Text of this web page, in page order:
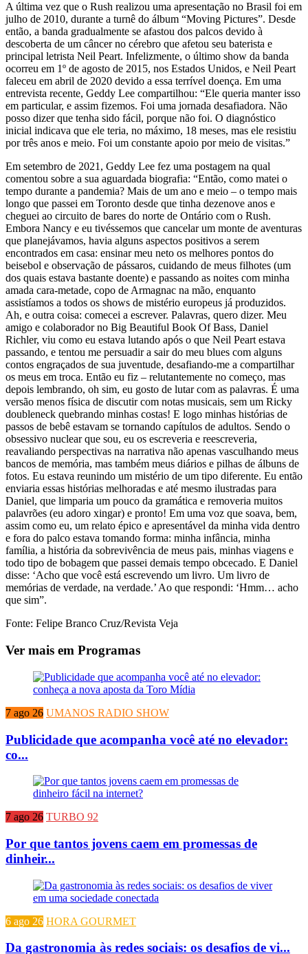
A última vez que o Rush realizou uma apresentação no Brasil foi em
julho de 2010, durante a turnê do álbum “Moving Pictures”. Desde
então, a banda gradualmente se afastou dos palcos devido à
descoberta de um câncer no cérebro que afetou seu baterista e
principal letrista Neil Peart. Infelizmente, o último show da banda
ocorreu em 1º de agosto de 2015, nos Estados Unidos, e Neil Peart
faleceu em abril de 2020 devido a essa terrível doença. Em uma
entrevista recente, Geddy Lee compartilhou: “Ele queria manter isso
em particular, e assim fizemos. Foi uma jornada desafiadora. Não
posso dizer que tenha sido fácil, porque não foi. O diagnóstico
inicial indicava que ele teria, no máximo, 18 meses, mas ele resistiu
por três anos e meio. Foi um constante apoio por meio de visitas.”
Em setembro de 2021, Geddy Lee fez uma postagem na qual
comentou sobre a sua aguardada biografia: “Então, como matei o
tempo durante a pandemia? Mais de um ano e meio – o tempo mais
longo que passei em Toronto desde que tinha dezenove anos e
cheguei ao circuito de bares do norte de Ontário com o Rush.
Embora Nancy e eu tivéssemos que cancelar um monte de aventuras
que planejávamos, havia alguns aspectos positivos a serem
encontrados em casa: ensinar meu neto os melhores pontos do
beisebol e observação de pássaros, cuidando de meus filhotes (um
dos quais estava bastante doente) e passando as noites com minha
amada cara-metade, copo de Armagnac na mão, enquanto
assistíamos a todos os shows de mistério europeus já produzidos.
Ah, e outra coisa: comecei a escrever. Palavras, quero dizer. Meu
amigo e colaborador no Big Beautiful Book Of Bass, Daniel
Richler, viu como eu estava lutando após o que Neil Peart estava
passando, e tentou me persuadir a sair do meu blues com alguns
contos engraçados de sua juventude, desafiando-me a compartilhar
os meus em troca. Então eu fiz – relutantemente no começo, mas
depois lembrando, oh sim, eu gosto de lutar com as palavras. É uma
versão menos física de discutir com notas musicais, sem um Ricky
doubleneck quebrando minhas costas! E logo minhas histórias de
passos de bebê estavam se tornando capítulos de adultos. Sendo o
obsessivo nuclear que sou, eu os escreveria e reescreveria,
reavaliando perspectivas na narrativa não apenas vasculhando meus
bancos de memória, mas também meus diários e pilhas de álbuns de
fotos. Eu estava reunindo um mistério de um tipo diferente. Eu então
enviaria essas histórias melhoradas e até mesmo ilustradas para
Daniel, que limparia um pouco da gramática e removeria muitos
palavrões (eu adoro xingar) e pronto! Em uma voz que soava, bem,
assim como eu, um relato épico e apresentável da minha vida dentro
e fora do palco estava tomando forma: minha infância, minha
família, a história da sobrevivência de meus pais, minhas viagens e
todo tipo de bobagem que passei demais tempo obcecado. E Daniel
disse: ‘Acho que você está escrevendo um livro. Um livro de
memórias de verdade, na verdade.’ Ao que respondi: ‘Hmm… acho
que sim”.
Fonte: Felipe Branco Cruz/Revista Veja
Ver mais em Programas
7 ago 26 UMANOS RADIO SHOW
Publicidade que acompanha você até no elevador:
co...
7 ago 26 TURBO 92
Por que tantos jovens caem em promessas de
dinheir...
6 ago 26 HORA GOURMET
Da gastronomia às redes sociais: os desafios de vi...